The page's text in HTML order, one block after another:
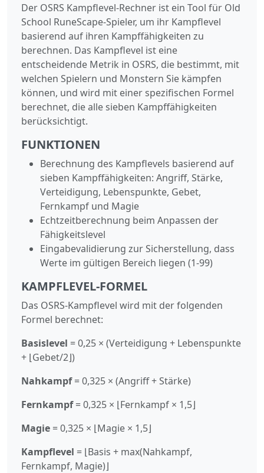
Der OSRS Kampflevel-Rechner ist ein Tool für Old
School RuneScape-Spieler, um ihr Kampflevel
basierend auf ihren Kampffähigkeiten zu
berechnen. Das Kampflevel ist eine
entscheidende Metrik in OSRS, die bestimmt, mit
welchen Spielern und Monstern Sie kämpfen
können, und wird mit einer spezifischen Formel
berechnet, die alle sieben Kampffähigkeiten
berücksichtigt.
FUNKTIONEN
Berechnung des Kampflevels basierend auf
sieben Kampffähigkeiten: Angriff, Stärke,
Verteidigung, Lebenspunkte, Gebet,
Fernkampf und Magie
Echtzeitberechnung beim Anpassen der
Fähigkeitslevel
Eingabevalidierung zur Sicherstellung, dass
Werte im gültigen Bereich liegen (1-99)
KAMPFLEVEL-FORMEL
Das OSRS-Kampflevel wird mit der folgenden
Formel berechnet:
Basislevel = 0,25 × (Verteidigung + Lebenspunkte
+ ⌊Gebet/2⌋)
Nahkampf= 0,325 × (Angriff + Stärke)
Fernkampf= 0,325 × ⌊Fernkampf × 1,5⌋
Magie = 0,325 × ⌊Magie × 1,5⌋
Kampflevel = ⌊Basis + max(Nahkampf,
Fernkampf, Magie)⌋